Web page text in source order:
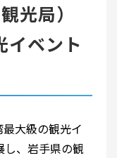
光局）
イベント
大級の観光イ
し、岩手県の観